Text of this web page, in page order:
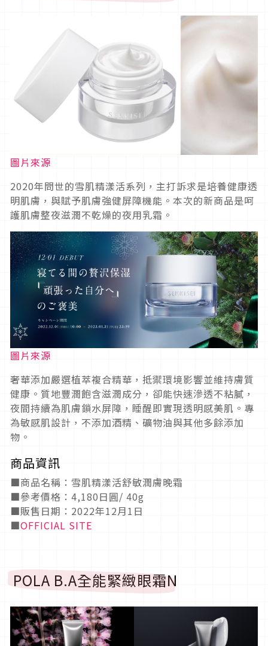
圖片來源
2020年問世的雪肌精漾活系列，主打訴求是培養健康透
明肌膚，與賦予肌膚強健屏障機能。本次的新商品是呵
護肌膚整夜滋潤不乾燥的夜用乳霜。
圖片來源
奢華添加嚴選植萃複合精華，抵禦環境影響並維持膚質
健康。質地豐潤飽含滋潤成分，卻能快速滲透不粘膩，
夜間持續為肌膚鎖水屏障，睡醒即實現透明感美肌。專
為敏感肌設計，不添加酒精、礦物油與其他多餘添加
物。
商品資訊
■商品名稱：雪肌精漾活舒敏潤膚晚霜
■參考價格：4,180日圓/ 40g
■販售日期：2022年12月1日
■OFFICIAL SITE
POLA B.A全能緊緻眼霜N